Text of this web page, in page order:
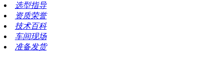
选型指导
资质荣誉
技术百科
车间现场
准备发货